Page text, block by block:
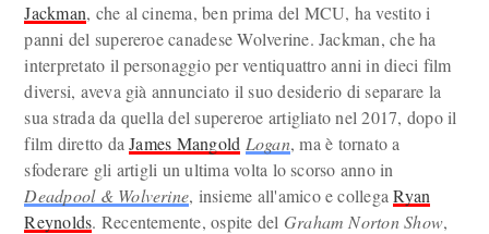
Jackman, che al cinema, ben prima del MCU, ha vestito i
panni del supereroe canadese Wolverine. Jackman, che ha
interpretato il personaggio per ventiquattro anni in dieci film
diversi, aveva già annunciato il suo desiderio di separare la
sua strada da quella del supereroe artigliato nel 2017, dopo il
film diretto daJames Mangold Logan, ma è tornato a
sfoderare gli artigli un ultima volta lo scorso anno in
Deadpool & Wolverine, insieme all'amico e collegaRyan
Reynolds. Recentemente, ospite del Graham Norton Show,